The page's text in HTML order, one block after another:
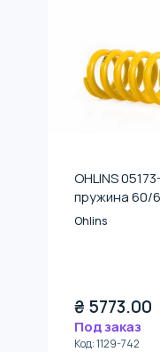
OHLINS
пружина 60/
Ohlins
₴ 5773.00
Под заказ
Код:1129-742